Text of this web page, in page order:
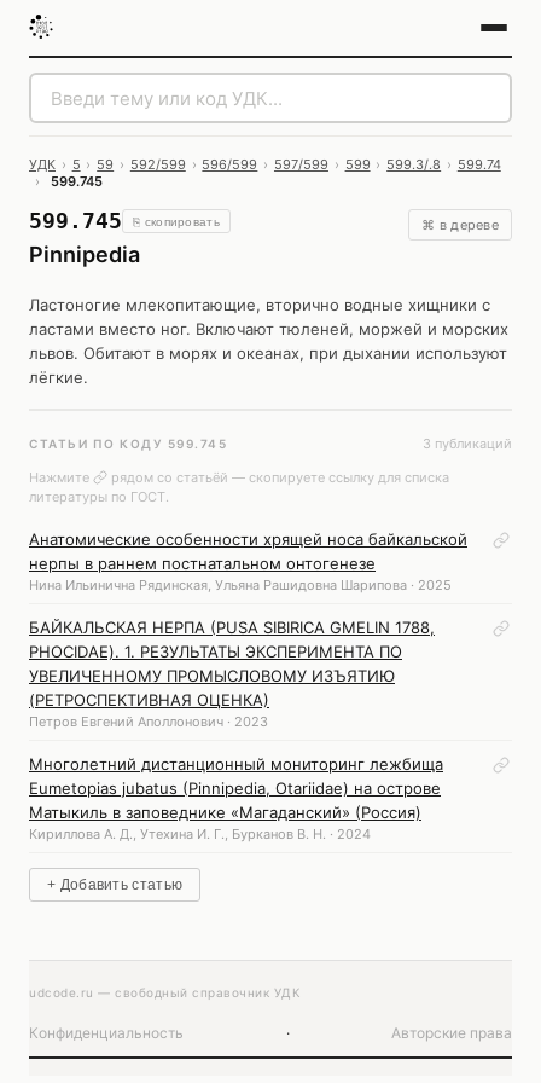
УДК › 5 › 59 › 592/599 › 596/599 › 597/599 › 599 › 599.3/.8 › 599.74
›
599.745
599.745 ⎘ скопировать
Pinnipedia
⌘ в дереве
Ластоногие млекопитающие, вторично водные хищники с
ластами вместо ног. Включают тюленей, моржей и морских
львов. Обитают в морях и океанах, при дыхании используют
лёгкие.
СТАТЬИ ПО КОДУ 599.745
3 публикаций
Нажмите
рядом со статьёй — скопируете ссылку для списка
литературы по ГОСТ.
Анатомические особенности хрящей носа байкальской
нерпы в раннем постнатальном онтогенезе
Нина Ильинична Рядинская, Ульяна Рашидовна Шарипова · 2025
БАЙКАЛЬСКАЯ НЕРПА (PUSA SIBIRICA GMELIN 1788,
PHOCIDAE). 1. РЕЗУЛЬТАТЫ ЭКСПЕРИМЕНТА ПО
УВЕЛИЧЕННОМУ ПРОМЫСЛОВОМУ ИЗЪЯТИЮ
(РЕТРОСПЕКТИВНАЯ ОЦЕНКА)
Петров Евгений Аполлонович · 2023
Многолетний дистанционный мониторинг лежбища
Eumetopias jubatus (Pinnipedia, Otariidae) на острове
Матыкиль в заповеднике «Магаданский» (Россия)
Кириллова А. Д., Утехина И. Г., Бурканов В. Н. · 2024
+ Добавить статью
udcode.ru — свободный справочник УДК
Конфиденциальность · Авторские права